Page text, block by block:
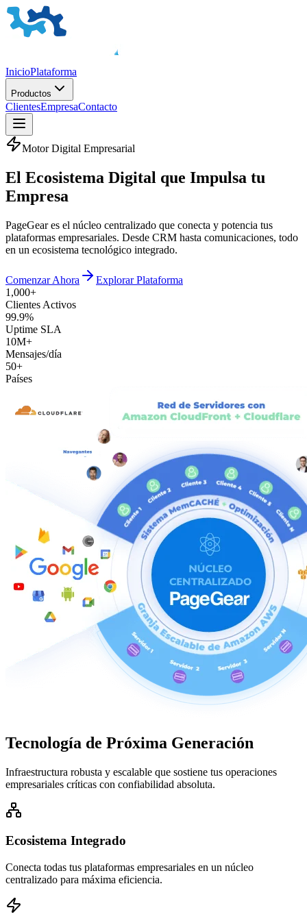
InicioPlataforma
Productos
ClientesEmpresaContacto
Motor Digital Empresarial
El Ecosistema Digital que Impulsa tu
Empresa
PageGear es el núcleo centralizado que conecta y potencia tus
plataformas empresariales. Desde CRM hasta comunicaciones, todo
en un ecosistema tecnológico integrado.
Comenzar Ahora
Explorar Plataforma
1,000+
Clientes Activos
99.9%
Uptime SLA
10M+
Mensajes/día
50+
Países
Tecnología de Próxima Generación
Infraestructura robusta y escalable que sostiene tus operaciones
empresariales críticas con confiabilidad absoluta.
Ecosistema Integrado
Conecta todas tus plataformas empresariales en un núcleo
centralizado para máxima eficiencia.